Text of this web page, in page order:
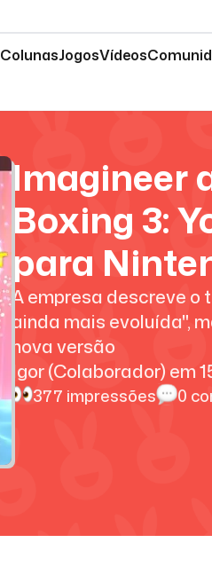
ColunasJogosVídeos
Imagineer
Boxing 3:
para
A empresa descreve
ainda mais evoluída",
nova versão
Igor (Colaborador) em
377 impressões 0